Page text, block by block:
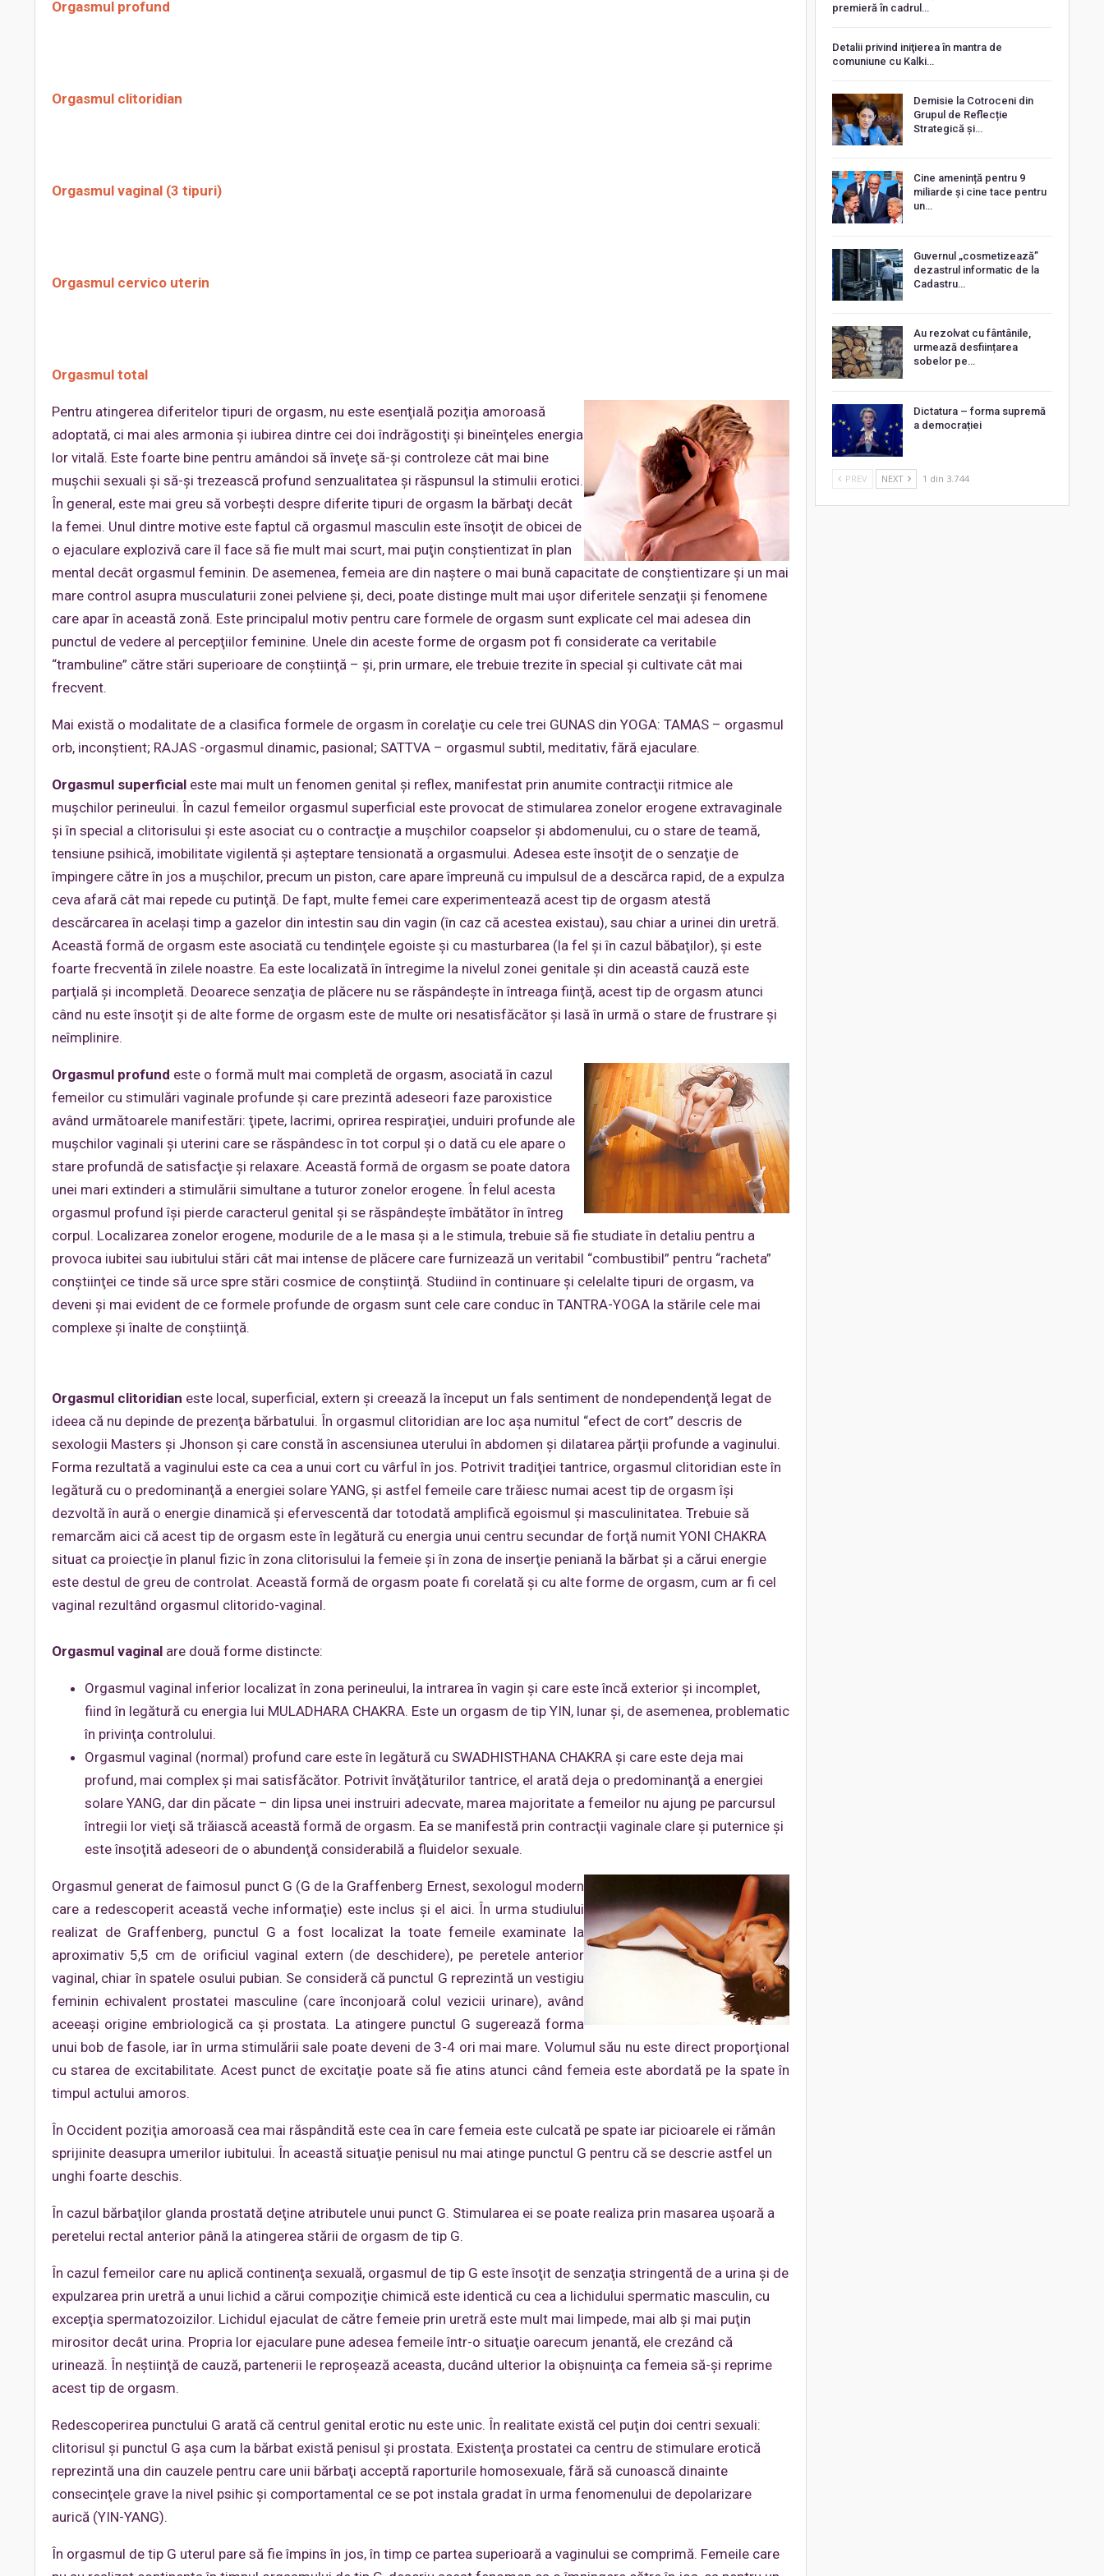
Orgasmul profund
Orgasmul clitoridian
Orgasmul vaginal (3 tipuri)
Orgasmul cervico uterin
Orgasmul total
Pentru atingerea diferitelor tipuri de orgasm, nu este esenţială poziţia amoroasă
adoptată, ci mai ales armonia şi iubirea dintre cei doi îndrăgostiţi şi bineînţeles energia
lor vitală. Este foarte bine pentru amândoi să înveţe să-şi controleze cât mai bine
muşchii sexuali şi să-şi trezească profund senzualitatea şi răspunsul la stimulii erotici.
În general, este mai greu să vorbeşti despre diferite tipuri de orgasm la bărbaţi decât
la femei. Unul dintre motive este faptul că orgasmul masculin este însoţit de obicei de
o ejaculare explozivă care îl face să fie mult mai scurt, mai puţin conştientizat în plan
mental decât orgasmul feminin. De asemenea, femeia are din naştere o mai bună capacitate de conştientizare şi un mai
mare control asupra musculaturii zonei pelviene şi, deci, poate distinge mult mai uşor diferitele senzaţii şi fenomene
care apar în această zonă. Este principalul motiv pentru care formele de orgasm sunt explicate cel mai adesea din
punctul de vedere al percepţiilor feminine. Unele din aceste forme de orgasm pot fi considerate ca veritabile
“trambuline” către stări superioare de conştiinţă – şi, prin urmare, ele trebuie trezite în special şi cultivate cât mai
frecvent.
Mai există o modalitate de a clasifica formele de orgasm în corelaţie cu cele trei GUNAS din YOGA: TAMAS – orgasmul
orb, inconştient; RAJAS -orgasmul dinamic, pasional; SATTVA – orgasmul subtil, meditativ, fără ejaculare.
Orgasmul superficial este mai mult un fenomen genital şi reflex, manifestat prin anumite contracţii ritmice ale
muşchilor perineului. În cazul femeilor orgasmul superficial este provocat de stimularea zonelor erogene extravaginale
şi în special a clitorisului şi este asociat cu o contracţie a muşchilor coapselor şi abdomenului, cu o stare de teamă,
tensiune psihică, imobilitate vigilentă şi aşteptare tensionată a orgasmului. Adesea este însoţit de o senzaţie de
împingere către în jos a muşchilor, precum un piston, care apare împreună cu impulsul de a descărca rapid, de a expulza
ceva afară cât mai repede cu putinţă. De fapt, multe femei care experimentează acest tip de orgasm atestă
descărcarea în acelaşi timp a gazelor din intestin sau din vagin (în caz că acestea existau), sau chiar a urinei din uretră.
Această formă de orgasm este asociată cu tendinţele egoiste şi cu masturbarea (la fel şi în cazul băbaţilor), şi este
foarte frecventă în zilele noastre. Ea este localizată în întregime la nivelul zonei genitale şi din această cauză este
parţială şi incompletă. Deoarece senzaţia de plăcere nu se răspândeşte în întreaga fiinţă, acest tip de orgasm atunci
când nu este însoţit şi de alte forme de orgasm este de multe ori nesatisfăcător şi lasă în urmă o stare de frustrare şi
neîmplinire.
Orgasmul profund este o formă mult mai completă de orgasm, asociată în cazul
femeilor cu stimulări vaginale profunde şi care prezintă adeseori faze paroxistice
având următoarele manifestări: ţipete, lacrimi, oprirea respiraţiei, unduiri profunde ale
muşchilor vaginali şi uterini care se răspândesc în tot corpul şi o dată cu ele apare o
stare profundă de satisfacţie şi relaxare. Această formă de orgasm se poate datora
unei mari extinderi a stimulării simultane a tuturor zonelor erogene. În felul acesta
orgasmul profund îşi pierde caracterul genital şi se răspândeşte îmbătător în întreg
corpul. Localizarea zonelor erogene, modurile de a le masa şi a le stimula, trebuie să fie studiate în detaliu pentru a
provoca iubitei sau iubitului stări cât mai intense de plăcere care furnizează un veritabil “combustibil” pentru “racheta”
conştiinţei ce tinde să urce spre stări cosmice de conştiinţă. Studiind în continuare şi celelalte tipuri de orgasm, va
deveni şi mai evident de ce formele profunde de orgasm sunt cele care conduc în TANTRA-YOGA la stările cele mai
complexe şi înalte de conştiinţă.
Orgasmul clitoridian este local, superficial, extern şi creează la început un fals sentiment de nondependenţă legat de
ideea că nu depinde de prezenţa bărbatului. În orgasmul clitoridian are loc aşa numitul “efect de cort” descris de
sexologii Masters şi Jhonson şi care constă în ascensiunea uterului în abdomen şi dilatarea părţii profunde a vaginului.
Forma rezultată a vaginului este ca cea a unui cort cu vârful în jos. Potrivit tradiţiei tantrice, orgasmul clitoridian este în
legătură cu o predominanţă a energiei solare YANG, şi astfel femeile care trăiesc numai acest tip de orgasm îşi
dezvoltă în aură o energie dinamică şi efervescentă dar totodată amplifică egoismul şi masculinitatea. Trebuie să
remarcăm aici că acest tip de orgasm este în legătură cu energia unui centru secundar de forţă numit YONI CHAKRA
situat ca proiecţie în planul fizic în zona clitorisului la femeie şi în zona de inserţie peniană la bărbat şi a cărui energie
este destul de greu de controlat. Această formă de orgasm poate fi corelată şi cu alte forme de orgasm, cum ar fi cel
vaginal rezultând orgasmul clitorido-vaginal.
Orgasmul vaginal are două forme distincte:
Orgasmul vaginal inferior localizat în zona perineului, la intrarea în vagin şi care este încă exterior şi incomplet,
fiind în legătură cu energia lui MULADHARA CHAKRA. Este un orgasm de tip YIN, lunar şi, de asemenea, problematic
în privinţa controlului.
Orgasmul vaginal (normal) profund care este în legătură cu SWADHISTHANA CHAKRA şi care este deja mai
profund, mai complex şi mai satisfăcător. Potrivit învăţăturilor tantrice, el arată deja o predominanţă a energiei
solare YANG, dar din păcate – din lipsa unei instruiri adecvate, marea majoritate a femeilor nu ajung pe parcursul
întregii lor vieţi să trăiască această formă de orgasm. Ea se manifestă prin contracţii vaginale clare şi puternice şi
este însoţită adeseori de o abundenţă considerabilă a fluidelor sexuale.
Orgasmul generat de faimosul punct G (G de la Graffenberg Ernest, sexologul modern
care a redescoperit această veche informaţie) este inclus şi el aici. În urma studiului
realizat de Graffenberg, punctul G a fost localizat la toate femeile examinate la
aproximativ 5,5 cm de orificiul vaginal extern (de deschidere), pe peretele anterior
vaginal, chiar în spatele osului pubian. Se consideră că punctul G reprezintă un vestigiu
feminin echivalent prostatei masculine (care înconjoară colul vezicii urinare), având
aceeaşi origine embriologică ca şi prostata. La atingere punctul G sugerează forma
unui bob de fasole, iar în urma stimulării sale poate deveni de 3-4 ori mai mare. Volumul său nu este direct proporţional
cu starea de excitabilitate. Acest punct de excitaţie poate să fie atins atunci când femeia este abordată pe la spate în
timpul actului amoros.
În Occident poziţia amoroasă cea mai răspândită este cea în care femeia este culcată pe spate iar picioarele ei rămân
sprijinite deasupra umerilor iubitului. În această situaţie penisul nu mai atinge punctul G pentru că se descrie astfel un
unghi foarte deschis.
În cazul bărbaţilor glanda prostată deţine atributele unui punct G. Stimularea ei se poate realiza prin masarea uşoară a
peretelui rectal anterior până la atingerea stării de orgasm de tip G.
În cazul femeilor care nu aplică continenţa sexuală, orgasmul de tip G este însoţit de senzaţia stringentă de a urina şi de
expulzarea prin uretră a unui lichid a cărui compoziţie chimică este identică cu cea a lichidului spermatic masculin, cu
excepţia spermatozoizilor. Lichidul ejaculat de către femeie prin uretră este mult mai limpede, mai alb şi mai puţin
mirositor decât urina. Propria lor ejaculare pune adesea femeile într-o situaţie oarecum jenantă, ele crezând că
urinează. În neştiinţă de cauză, partenerii le reproşează aceasta, ducând ulterior la obişnuinţa ca femeia să-şi reprime
acest tip de orgasm.
Redescoperirea punctului G arată că centrul genital erotic nu este unic. În realitate există cel puţin doi centri sexuali:
clitorisul şi punctul G aşa cum la bărbat există penisul şi prostata. Existenţa prostatei ca centru de stimulare erotică
reprezintă una din cauzele pentru care unii bărbaţi acceptă raporturile homosexuale, fără să cunoască dinainte
consecinţele grave la nivel psihic şi comportamental ce se pot instala gradat în urma fenomenului de depolarizare
aurică (YIN-YANG).
În orgasmul de tip G uterul pare să fie împins în jos, în timp ce partea superioară a vaginului se comprimă. Femeile care
premieră în cadrul…
Detalii privind iniţierea în mantra de
comuniune cu Kalki…
Demisie la Cotroceni din
Grupul de Reflecție
Strategică și…
Cine amenință pentru 9
miliarde și cine tace pentru
un…
Guvernul „cosmetizează”
dezastrul informatic de la
Cadastru…
Au rezolvat cu fântânile,
urmează desființarea
sobelor pe…
Dictatura – forma supremă
a democrației
PREV NEXT 1 din 3.744